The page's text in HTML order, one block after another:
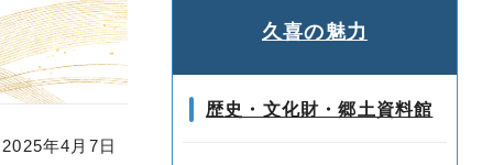
年4月7日
久喜の魅力
歴史・文化財・郷土資料館